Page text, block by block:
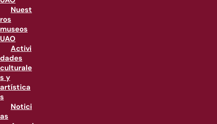
Nuest
ros
museos
UAO
Activi
dades
culturale
s y
artística
s
Notici
as